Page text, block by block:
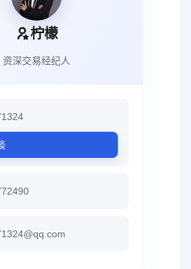
柠檬
资深交易经纪人